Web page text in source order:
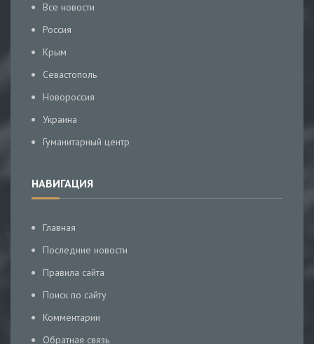
Все новости
Россия
Крым
Севастополь
Новороссия
Украина
Гуманитарный центр
НАВИГАЦИЯ
Главная
Последние новости
Правила сайта
Поиск по сайту
Комментарии
Обратная связь